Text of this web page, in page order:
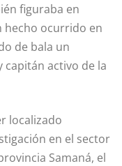
figuraba en
hecho ocurrido en
de bala un
capitán activo de la
localizado
en el sector
Samaná, el